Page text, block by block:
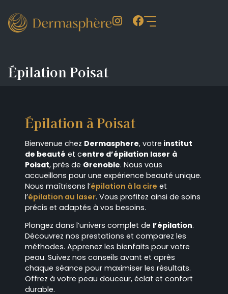
Épilation Poisat
Épilation à Poisat
Bienvenue chez Dermasphere, votre institut
de beauté et centre d’épilation laser à
Poisat, près de Grenoble. Nous vous
accueillons pour une expérience beauté unique.
Nous maîtrisons l’épilation à la cire et
l’épilation au laser. Vous profitez ainsi de soins
précis et adaptés à vos besoins.
Plongez dans l’univers complet de l’épilation.
Découvrez nos prestations et comparez les
méthodes. Apprenez les bienfaits pour votre
peau. Suivez nos conseils avant et après
chaque séance pour maximiser les résultats.
Offrez à votre peau douceur, éclat et confort
durable.